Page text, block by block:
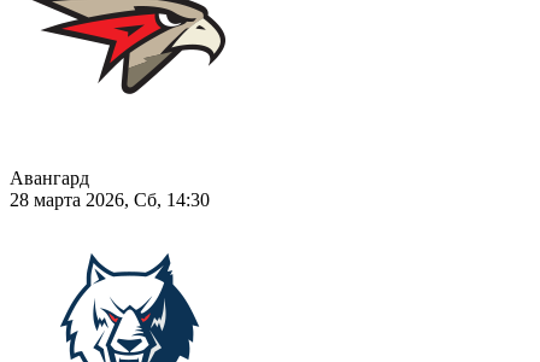
Авангард
28 марта 2026, Сб, 14:30